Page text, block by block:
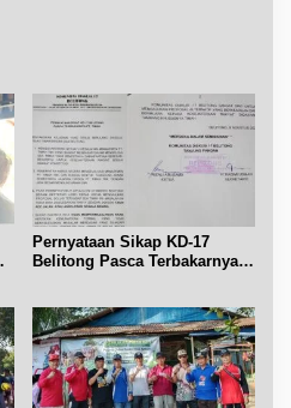
Pernyataan Sikap KD-17
Belitong Pasca Terbakarnya